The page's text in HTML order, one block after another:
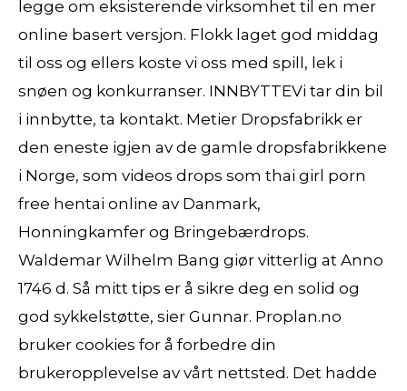
legge om eksisterende virksomhet til en mer
online basert versjon. Flokk laget god middag
til oss og ellers koste vi oss med spill, lek i
snøen og konkurranser. INNBYTTEVi tar din bil
i innbytte, ta kontakt. Metier Dropsfabrikk er
den eneste igjen av de gamle dropsfabrikkene
i Norge, som videos drops som thai girl porn
free hentai online av Danmark,
Honningkamfer og Bringebærdrops.
Waldemar Wilhelm Bang giør vitterlig at Anno
1746 d. Så mitt tips er å sikre deg en solid og
god sykkelstøtte, sier Gunnar. Proplan.no
bruker cookies for å forbedre din
brukeropplevelse av vårt nettsted. Det hadde